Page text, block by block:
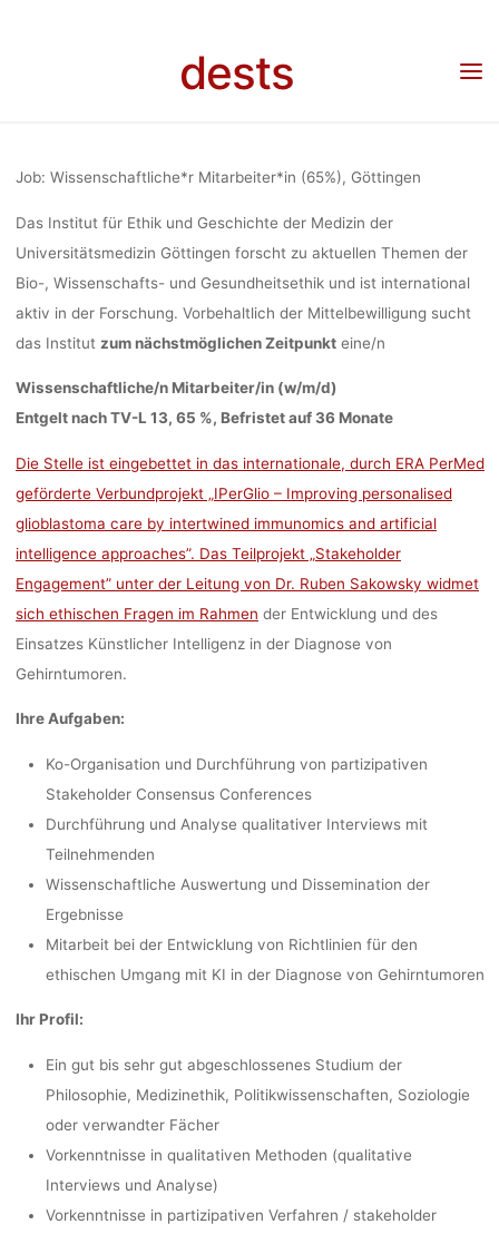
dests
GÖTTINGEN,
Stellenangebot: Wissenschaftliche*r Mitarbeiter*in (65%, 3
Jahre) im Forschungsprojekt “IPerGlio”, Universitätsmedizin Göttingen, Deadline:
Job: Wissenschaftliche*r Mitarbeiter*in (65%), Göttingen
Das Institut für Ethik und Geschichte der Medizin der
Universitätsmedizin Göttingen forscht zu aktuellen Themen der
Bio-, Wissenschafts- und Gesundheitsethik und ist international
aktiv in der Forschung. Vorbehaltlich der Mittelbewilligung sucht
das Institut zum nächstmöglichen Zeitpunkteine/n
Wissenschaftliche/n Mitarbeiter/in (w/m/d)
Entgelt nach TV-L 13, 65 %, Befristet auf 36 Monate
Die Stelle ist eingebettet in das internationale, durch ERA PerMed
geförderte Verbundprojekt „IPerGlio – Improving personalised
glioblastoma care by intertwined immunomics and artificial
intelligence approaches”. Das Teilprojekt „Stakeholder
Engagement” unter der Leitung von Dr. Ruben Sakowsky widmet
sich ethischen Fragen im Rahmen der Entwicklung und des
Einsatzes Künstlicher Intelligenz in der Diagnose von
Gehirntumoren.
Ihre Aufgaben:
Ko-Organisation und Durchführung von partizipativen
Stakeholder Consensus Conferences
Durchführung und Analyse qualitativer Interviews mit
Teilnehmenden
Wissenschaftliche Auswertung und Dissemination der
Ergebnisse
Mitarbeit bei der Entwicklung von Richtlinien für den
ethischen Umgang mit KI in der Diagnose von Gehirntumoren
Ihr Profil:
Ein gut bis sehr gut abgeschlossenes Studium der
Philosophie, Medizinethik, Politikwissenschaften, Soziologie
oder verwandter Fächer
Vorkenntnisse in qualitativen Methoden (qualitative
Interviews und Analyse)
Vorkenntnisse in partizipativen Verfahren / stakeholder